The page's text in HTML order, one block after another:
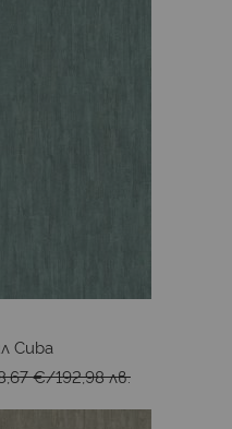
Cuba
€/192,98 лв.